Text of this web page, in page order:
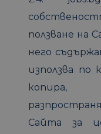
ползване на
него
използва по
копира,
Сайта за